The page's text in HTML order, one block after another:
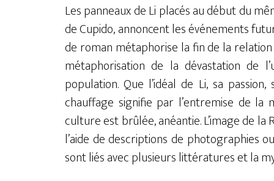
Les panneaux de Li placés au début du
de Cupido, annoncent les événements
de roman métaphorise la fin de la relation
métaphorisation de la dévastation de
population. Que l’idéal de Li, sa
chauffage signifie par l’entremise de
culture est brûlée, anéantie. L’image de
l’aide de descriptions de photographies
sont liés avec plusieurs littératures et la